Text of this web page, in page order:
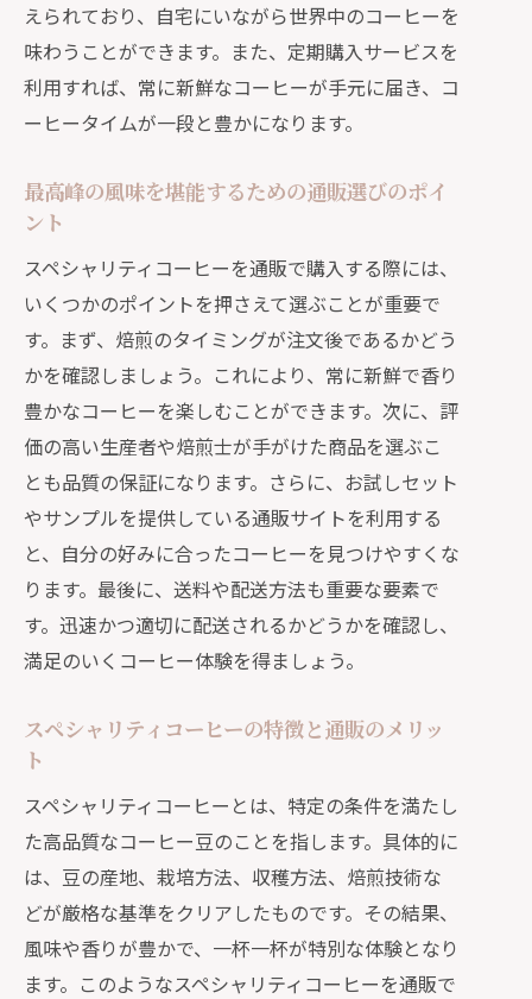
通販で広がるコーヒーの産地と選び方
産地直送のスペシャリティコーヒーを
通販で堪能する方法
通販でしか手に入らない産地直送の限
定コーヒー
専門店品質のコーヒーを通販で手軽に
味わう
通販で手に入る高品質なスペシャリテ
ィコーヒー
専門店の味が自宅で楽しめる通販の利
点
通販で選ぶ専門店品質のコーヒーのポ
イント
通販で手に入れるプロフェッショナル
なコーヒー体験
専門店の焙煎技術が光るコーヒー豆を
自宅で味わう通販だからこその新鮮なスペ
通販で買う新鮮なスペシャリティコー
ヒーの魅力
自宅で楽しむ新鮮なコーヒーのコツ
通販で選ぶ新鮮なコーヒー豆のポイン
ト
えられており、自宅にいながら世界中のコーヒーを
味わうことができます。また、定期購入サービスを
利用すれば、常に新鮮なコーヒーが手元に届き、コ
ーヒータイムが一段と豊かになります。
最高峰の風味を堪能するための通販選びのポイ
ント
スペシャリティコーヒーを通販で購入する際には、
いくつかのポイントを押さえて選ぶことが重要で
す。まず、焙煎のタイミングが注文後であるかどう
かを確認しましょう。これにより、常に新鮮で香り
豊かなコーヒーを楽しむことができます。次に、評
価の高い生産者や焙煎士が手がけた商品を選ぶこ
とも品質の保証になります。さらに、お試しセット
やサンプルを提供している通販サイトを利用する
と、自分の好みに合ったコーヒーを見つけやすくな
ります。最後に、送料や配送方法も重要な要素で
す。迅速かつ適切に配送されるかどうかを確認し、
満足のいくコーヒー体験を得ましょう。
スペシャリティコーヒーの特徴と通販のメリッ
ト
スペシャリティコーヒーとは、特定の条件を満たし
た高品質なコーヒー豆のことを指します。具体的に
は、豆の産地、栽培方法、収穫方法、焙煎技術な
どが厳格な基準をクリアしたものです。その結果、
風味や香りが豊かで、一杯一杯が特別な体験となり
ます。このようなスペシャリティコーヒーを通販で